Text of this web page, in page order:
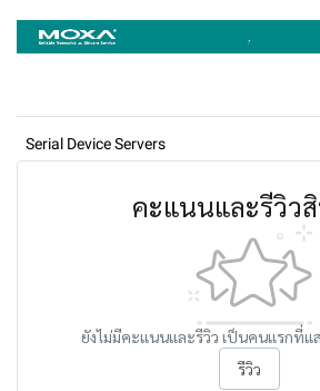
Serial Device Servers
คะแนนและรีวิว
ยังไม่มีคะแนนและรีวิว เป็นคนแรกที่แ
รีวิว